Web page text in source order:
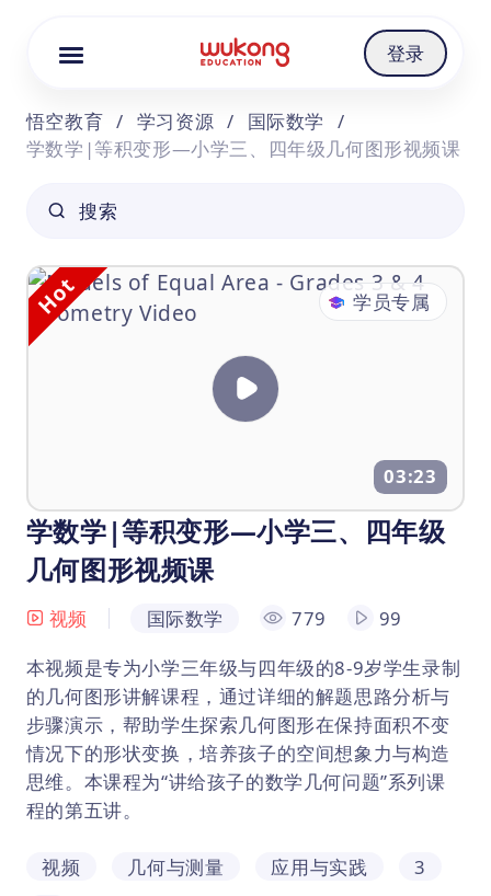
登录
悟空教育 / 学习资源 / 国际数学
/
学数学|等积变形—小学三、四年级几何图形视频课
搜索
学数学|等积变形—小学三、四年级
几何图形视频课
视频 国际数学 779
99
本视频是专为小学三年级与四年级的8-9岁学生录制
的几何图形讲解课程，通过详细的解题思路分析与
步骤演示，帮助学生探索几何图形在保持面积不变
情况下的形状变换，培养孩子的空间想象力与构造
思维。本课程为“讲给孩子的数学几何问题”系列课
程的第五讲。
视频 几何与测量 应用与实践
3
Hot 学员专属
03:23